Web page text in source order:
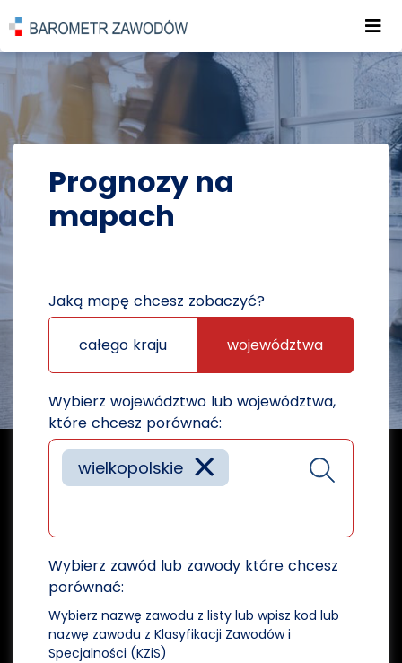
POWRÓT DO STRONY GŁÓWNEJ
PROGNOZY PROGNOZY NA MAPACH
Prognozy na
mapach
Jaką mapę chcesz zobaczyć?
całego kraju województwa
Wybierz województwo lub województwa,
które chcesz porównać:
×
wielkopolskie
Wybierz zawód lub zawody które chcesz
porównać:
Wybierz nazwę zawodu z listy lub wpisz kod lub
nazwę zawodu z Klasyfikacji Zawodów i
Specjalności (KZiS)